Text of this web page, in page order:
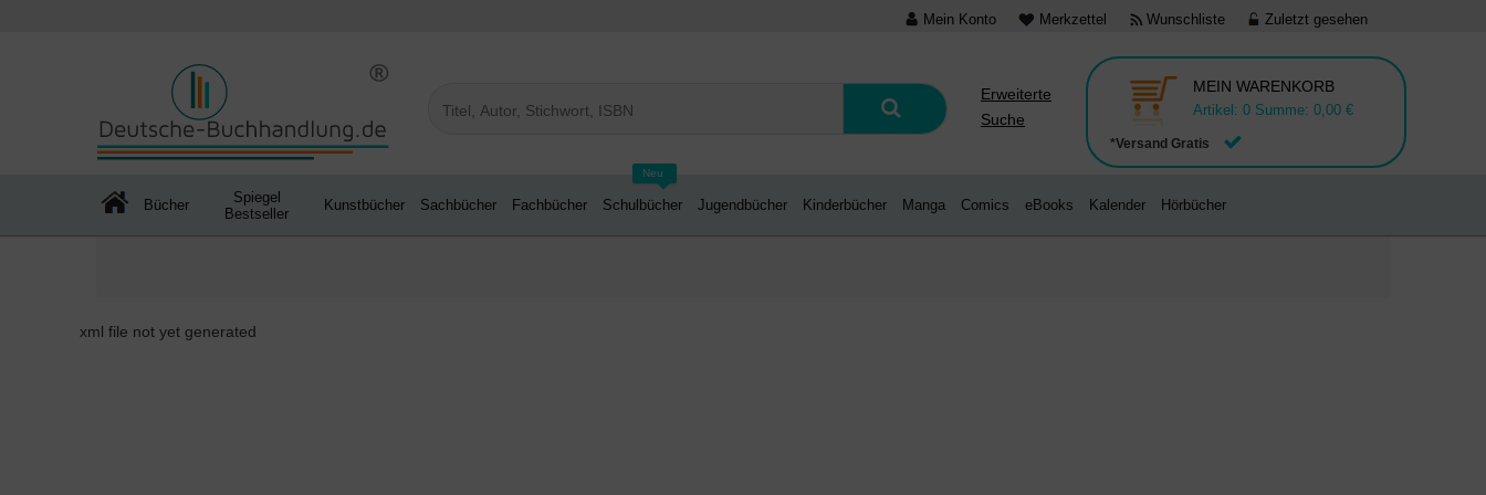
Mein Konto Merkzettel Wunschliste Zuletzt gesehen
Erweiterte
Suche
*Versand Gratis
MEIN WARENKORB
Artikel: 0 Summe: 0,00 €
Bücher
Spiegel
Bestseller
Kunstbücher Sachbücher Fachbücher
Neu
Schulbücher Jugendbücher Kinderbücher Manga Comics eBooks Kalender Hörbücher
xml file not yet generated